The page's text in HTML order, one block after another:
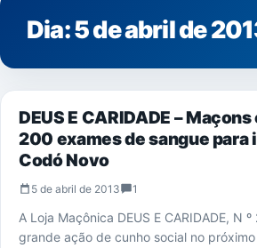
Dia:5 de abril de
NOTÍCIAS
DEUS E CARIDADE –
200 exames de sangue para
Codó Novo
5 de abril de 2013 1
A Loja Maçônica DEUS E CARIDADE, N
grande ação de cunho social no